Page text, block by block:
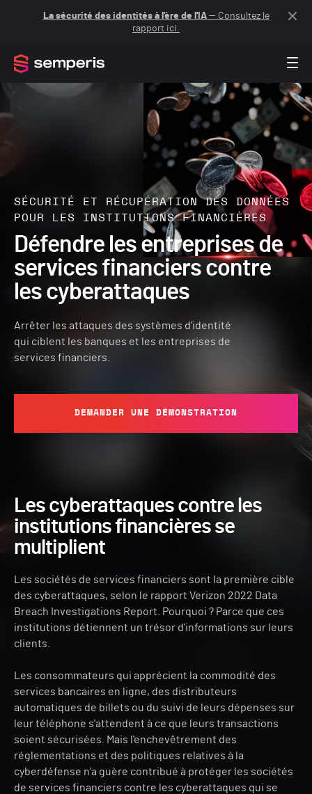
La sécurité des identités à l'ère de l'IA— Consultez le
rapport ici.
SÉCURITÉ ET RÉCUPÉRATION DES DONNÉES
POUR LES INSTITUTIONS FINANCIÈRES
Défendre les entreprises de
services financiers contre
les cyberattaques
Arrêter les attaques des systèmes d'identité
qui ciblent les banques et les entreprises de
services financiers.
DEMANDER UNE DÉMONSTRATION
Les cyberattaques contre les
institutions financières se
multiplient
Les sociétés de services financiers sont la première cible
des cyberattaques, selon le rapport Verizon 2022 Data
Breach Investigations Report. Pourquoi ? Parce que ces
institutions détiennent un trésor d'informations sur leurs
clients.
Les consommateurs qui apprécient la commodité des
services bancaires en ligne, des distributeurs
automatiques de billets ou du suivi de leurs dépenses sur
leur téléphone s'attendent à ce que leurs transactions
soient sécurisées. Mais l'enchevêtrement des
réglementations et des politiques relatives à la
cyberdéfense n'a guère contribué à protéger les sociétés
de services financiers contre les cyberattaques qui se